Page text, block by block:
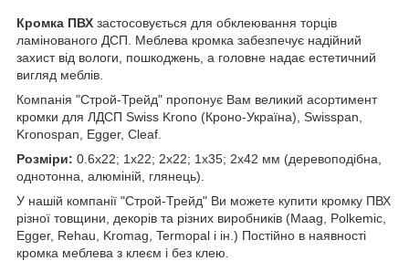
Кромка ПВХ застосовується для обклеювання торців
ламінованого ДСП. Меблева кромка забезпечує надійний
захист від вологи, пошкоджень, а головне надає естетичний
вигляд меблів.
Компанія "Строй-Трейд" пропонує Вам великий асортимент
кромки для ЛДСП Swiss Krono (Кроно-Україна), Swisspan,
Kronospan, Egger, Cleaf.
Розміри: 0.6х22; 1х22; 2х22; 1х35; 2х42 мм (деревоподібна,
однотонна, алюміній, глянець).
У нашій компанії "Строй-Трейд" Ви можете купити кромку ПВХ
різної товщини, декорів та різних виробників (Maag, Polkemic,
Egger, Rehau, Kromag, Termopal і ін.) Постійно в наявності
кромка меблева з клеєм і без клею.